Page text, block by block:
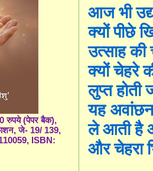
आज भी
क्यों पीछे
उत्साह की
क्यों चेहरे
लुप्‍त होती
यह
ले आती है
और चेहरा
रुपये (पेपर बैक),
जे- 19/ 139,
110059, ISBN: